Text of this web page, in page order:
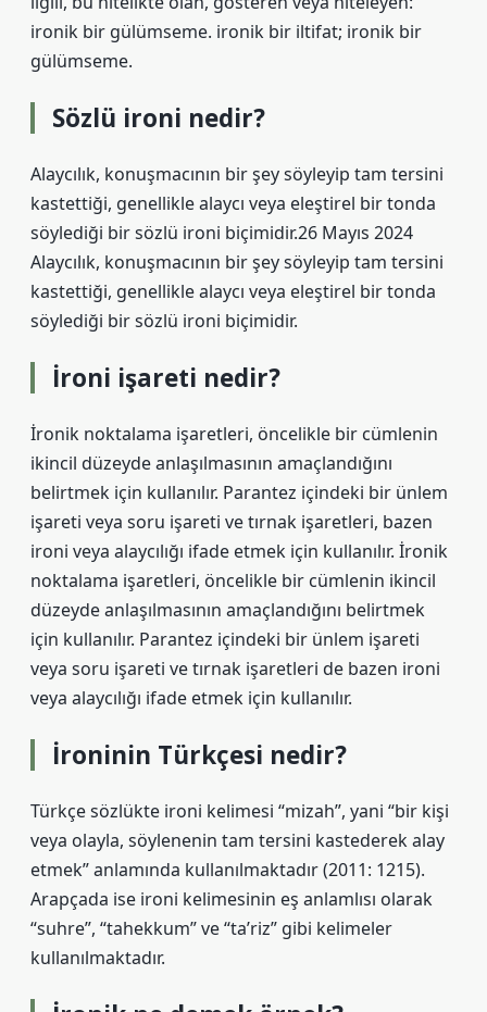
ironik bir gülümseme. ironik bir iltifat; ironik bir
gülümseme.
Sözlü ironi nedir?
Alaycılık, konuşmacının bir şey söyleyip tam tersini
kastettiği, genellikle alaycı veya eleştirel bir tonda
söylediği bir sözlü ironi biçimidir.26 Mayıs 2024
Alaycılık, konuşmacının bir şey söyleyip tam tersini
kastettiği, genellikle alaycı veya eleştirel bir tonda
söylediği bir sözlü ironi biçimidir.
İroni işareti nedir?
İronik noktalama işaretleri, öncelikle bir cümlenin
ikincil düzeyde anlaşılmasının amaçlandığını
belirtmek için kullanılır. Parantez içindeki bir ünlem
işareti veya soru işareti ve tırnak işaretleri, bazen
ironi veya alaycılığı ifade etmek için kullanılır. İronik
noktalama işaretleri, öncelikle bir cümlenin ikincil
düzeyde anlaşılmasının amaçlandığını belirtmek
için kullanılır. Parantez içindeki bir ünlem işareti
veya soru işareti ve tırnak işaretleri de bazen ironi
veya alaycılığı ifade etmek için kullanılır.
İroninin Türkçesi nedir?
Türkçe sözlükte ironi kelimesi “mizah”, yani “bir kişi
veya olayla, söylenenin tam tersini kastederek alay
etmek” anlamında kullanılmaktadır (2011: 1215).
Arapçada ise ironi kelimesinin eş anlamlısı olarak
“suhre”, “tahekkum” ve “ta’riz” gibi kelimeler
kullanılmaktadır.